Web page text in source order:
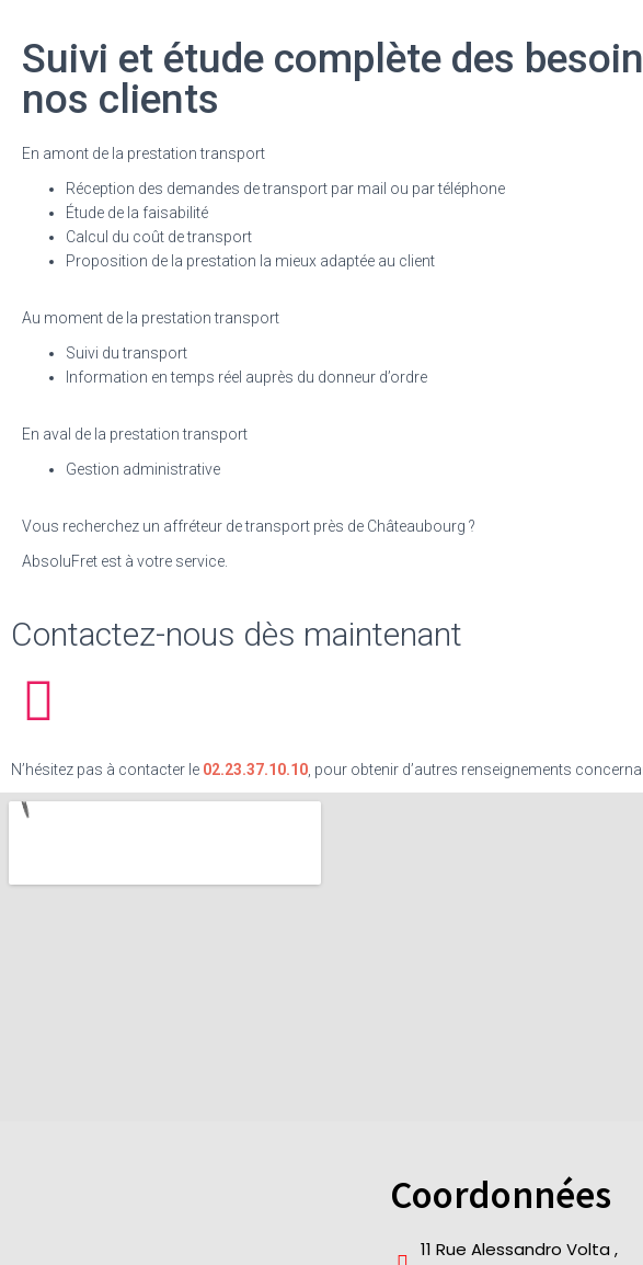
Suivi et étude complète des
nos clients
En amont de la prestation transport
Réception des demandes de transport par mail ou par téléphone
Étude de la faisabilité
Calcul du coût de transport
Proposition de la prestation la mieux adaptée au client
Au moment de la prestation transport
Suivi du transport
Information en temps réel auprès du donneur d’ordre
En aval de la prestation transport
Gestion administrative
Vous recherchez un affréteur de transport près de Châteaubourg ?
AbsoluFret est à votre service.
Contactez-nous dès maintenant
N’hésitez pas à contacter le 02.23.37.10.10 , pour obtenir d’autres renseignements
Coordonnées
11 Rue Alessandro Volta ,